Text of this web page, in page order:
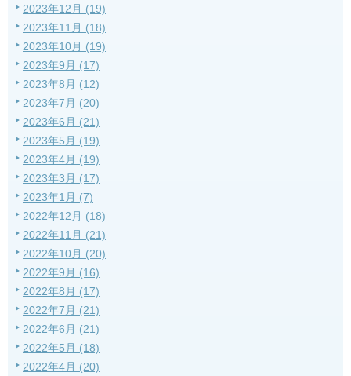
2023年12月 (19)
2023年11月 (18)
2023年10月 (19)
2023年9月 (17)
2023年8月 (12)
2023年7月 (20)
2023年6月 (21)
2023年5月 (19)
2023年4月 (19)
2023年3月 (17)
2023年1月 (7)
2022年12月 (18)
2022年11月 (21)
2022年10月 (20)
2022年9月 (16)
2022年8月 (17)
2022年7月 (21)
2022年6月 (21)
2022年5月 (18)
2022年4月 (20)